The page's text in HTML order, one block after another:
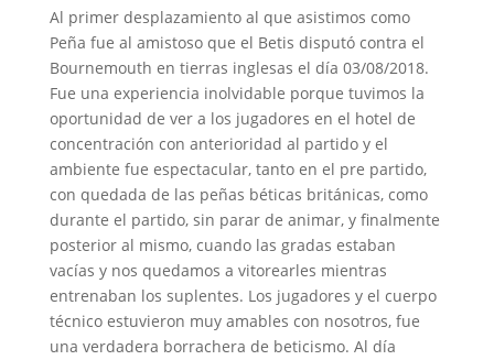
Al primer desplazamiento al que asistimos como
Peña fue al amistoso que el Betis disputó contra el
Bournemouth en tierras inglesas el día 03/08/2018.
Fue una experiencia inolvidable porque tuvimos la
oportunidad de ver a los jugadores en el hotel de
concentración con anterioridad al partido y el
ambiente fue espectacular, tanto en el pre partido,
con quedada de las peñas béticas británicas, como
durante el partido, sin parar de animar, y finalmente
posterior al mismo, cuando las gradas estaban
vacías y nos quedamos a vitorearles mientras
entrenaban los suplentes. Los jugadores y el cuerpo
técnico estuvieron muy amables con nosotros, fue
una verdadera borrachera de beticismo. Al día